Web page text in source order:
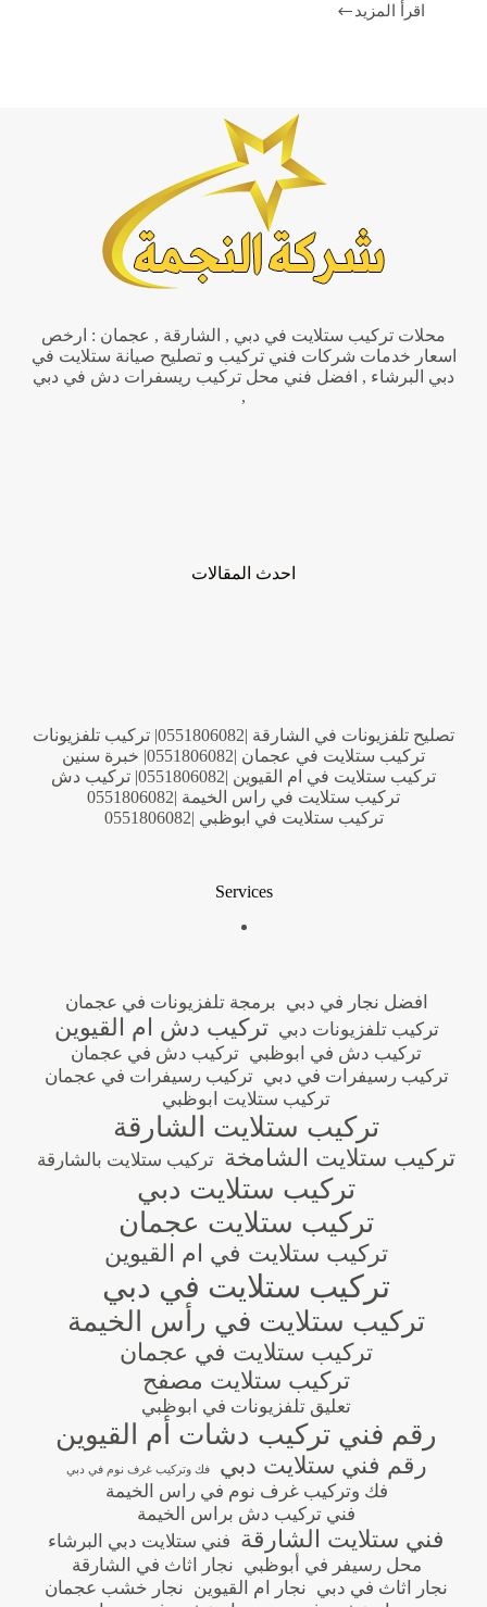
اقرأ المزيد
فك
محلات تركيب ستلايت في دبي , الشارقة , عجمان : ارخص
اسعار خدمات شركات فني تركيب و تصليح صيانة ستلايت في
دبي البرشاء , افضل فني محل تركيب ريسفرات دش في دبي
,
احدث المقالات
تصليح تلفزيونات في الشارقة |0551806082| تركيب تلفزيونات
تركيب ستلايت في عجمان |0551806082| خبرة سنين
تركيب ستلايت في ام القيوين |0551806082| تركيب دش
تركيب ستلايت في راس الخيمة |0551806082
تركيب ستلايت في ابوظبي |0551806082
Services
افضل نجار في دبي برمجة تلفزيونات في عجمان
تركيب تلفزيونات دبي تركيب دش ام القيوين
تركيب دش في ابوظبي تركيب دش في عجمان
تركيب رسيفرات في دبي تركيب رسيفرات في عجمان
تركيب ستلايت ابوظبي
تركيب ستلايت الشارقة
تركيب ستلايت الشامخة تركيب ستلايت بالشارقة
تركيب ستلايت دبي
تركيب ستلايت عجمان
تركيب ستلايت في ام القيوين
تركيب ستلايت في دبي
تركيب ستلايت في رأس الخيمة
تركيب ستلايت في عجمان
تركيب ستلايت مصفح
تعليق تلفزيونات في ابوظبي
رقم فني تركيب دشات أم القيوين
رقم فني ستلايت دبي فك وتركيب غرف نوم في دبي
فك وتركيب غرف نوم في راس الخيمة
فني تركيب دش براس الخيمة
فني ستلايت الشارقة فني ستلايت دبي البرشاء
محل رسيفر في أبوظبي نجار اثاث في الشارقة
نجار اثاث في دبي نجار ام القيوين نجار خشب عجمان